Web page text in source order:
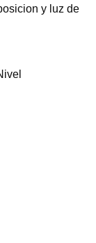
y luz de